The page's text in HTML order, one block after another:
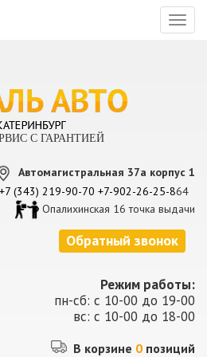
С ГАРАНТИЕЙ
Автомагистральная 37а корпус 1
+7 (343) 219-90-70 +7-902-26-25-864
Опалихинская 16 точка выдачи
Обратный звонок
Режим работы:
пн-сб: с 10-00 до 19-00
вс: с 10-00 до 18-00
В корзине 0 позиций